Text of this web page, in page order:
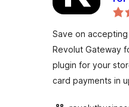
Save on
Revolut Gateway
plugin for your
card payments in